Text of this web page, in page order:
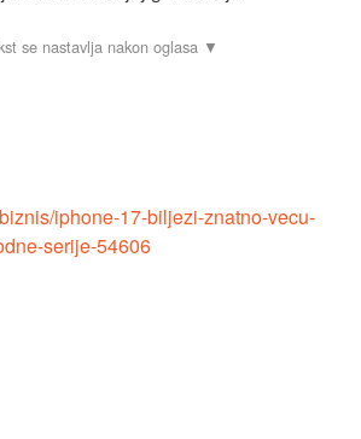
iphone-17-biljezi-znatno-vecu-
serije-54606